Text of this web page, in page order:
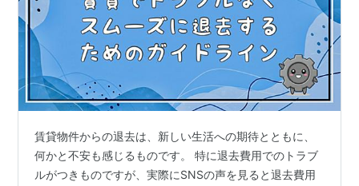
賃貸物件からの退去は、新しい生活への期待とともに、
何かと不安も感じるものです。 特に退去費用でのトラブ
ルがつきものですが、実際にSNSの声を見ると退去費用